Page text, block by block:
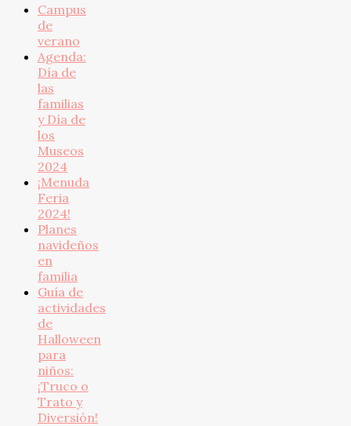
Campus
de
verano
Agenda:
Día de
las
familias
y Día de
los
Museos
2024
¡Menuda
Feria
2024!
Planes
navideños
en
familia
Guía de
actividades
de
Halloween
para
niños:
¡Truco o
Trato y
Diversión!